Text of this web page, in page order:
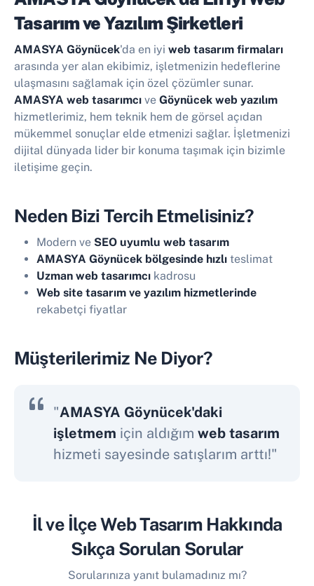
Tasarım ve Yazılım Şirketleri
AMASYA Göynücek'da en iyi web tasarım firmaları
arasında yer alan ekibimiz, işletmenizin hedeflerine
ulaşmasını sağlamak için özel çözümler sunar.
AMASYA web tasarımcı ve Göynücek web yazılım
hizmetlerimiz, hem teknik hem de görsel açıdan
mükemmel sonuçlar elde etmenizi sağlar. İşletmenizi
dijital dünyada lider bir konuma taşımak için bizimle
iletişime geçin.
Neden Bizi Tercih Etmelisiniz?
Modern ve SEO uyumlu web tasarım
AMASYA Göynücek bölgesinde hızlı teslimat
Uzman web tasarımcı kadrosu
Web site tasarım ve yazılım hizmetlerinde
rekabetçi fiyatlar
Müşterilerimiz Ne Diyor?
"AMASYA Göynücek'daki
işletmem için aldığım web tasarım
hizmeti sayesinde satışlarım arttı!"
İl ve İlçe Web Tasarım Hakkında
Sıkça Sorulan Sorular
Sorularınıza yanıt bulamadınız mı?